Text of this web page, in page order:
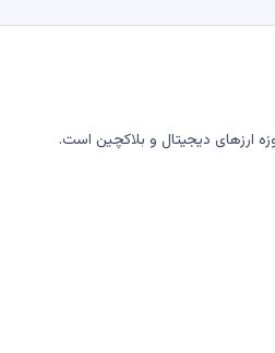
ارزهای دیجیتال و بلاکچین است.